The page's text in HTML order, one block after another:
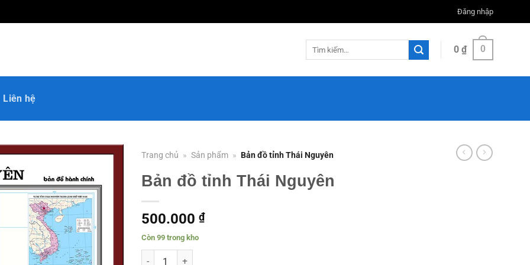
Đăng nhập
0 ₫ 0
Liên hệ
Trang chủ » Sản phẩm » Bản đồ tỉnh Thái Nguyên
Bản đồ tỉnh Thái Nguyên
500.000 ₫
Còn 99 trong kho
Bản đồ tỉnh Thái Nguyên số lượng